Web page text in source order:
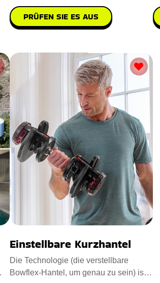
PRÜFEN SIE ES AUS
Einstellbare Kurzhantel
Die Technologie (die verstellbare
Bowflex-Hantel, um genau zu sein) ist